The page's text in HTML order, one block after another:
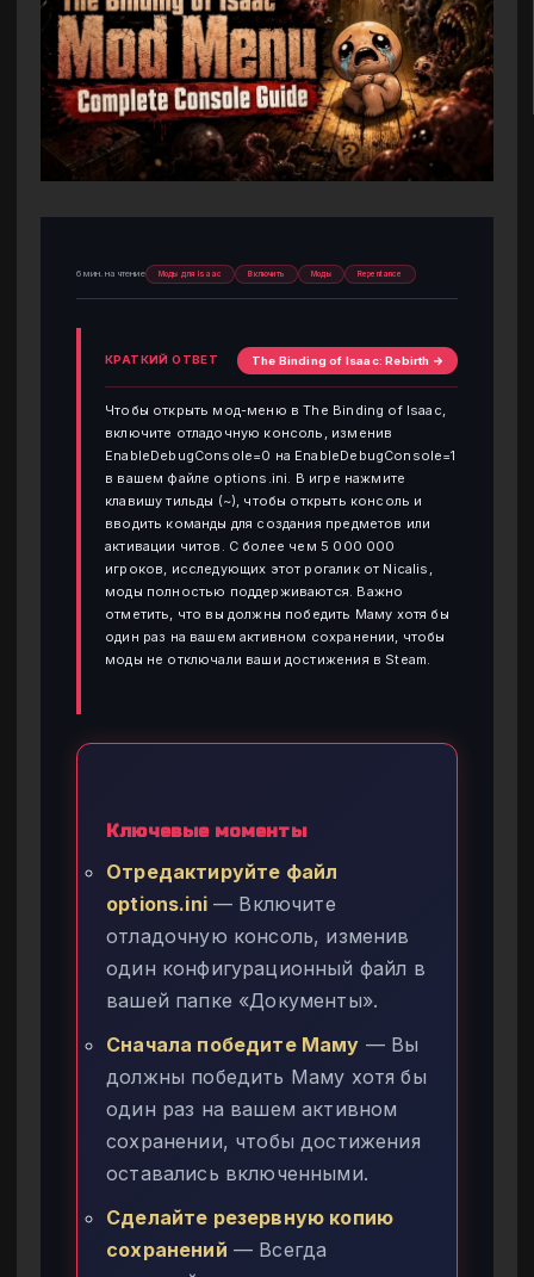
6 мин. на чтение Моды для Isaac Включить Моды Repentance
КРАТКИЙ ОТВЕТ The Binding of Isaac: Rebirth →
Чтобы открыть мод-меню в The Binding of Isaac,
включите отладочную консоль, изменив
EnableDebugConsole=0 на EnableDebugConsole=1
в вашем файле options.ini. В игре нажмите
клавишу тильды (~), чтобы открыть консоль и
вводить команды для создания предметов или
активации читов. С более чем 5 000 000
игроков, исследующих этот рогалик от Nicalis,
моды полностью поддерживаются. Важно
отметить, что вы должны победить Маму хотя бы
один раз на вашем активном сохранении, чтобы
моды не отключали ваши достижения в Steam.
Ключевые моменты
Отредактируйте файл
options.ini— Включите
отладочную консоль, изменив
один конфигурационный файл в
вашей папке «Документы».
Сначала победите Маму — Вы
должны победить Маму хотя бы
один раз на вашем активном
сохранении, чтобы достижения
оставались включенными.
Сделайте резервную копию
сохранений — Всегда